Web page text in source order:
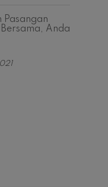
Pasangan
Anda